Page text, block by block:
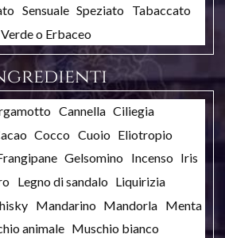
Sensuale Speziato Tabaccato
Verde o Erbaceo
Cannella Ciliegia
Cocco Cuoio Eliotropio
Gelsomino Incenso Iris
Legno di sandalo Liquirizia
Mandarino Mandorla Menta
animale Muschio bianco